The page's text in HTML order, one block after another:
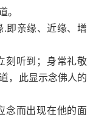
亲缘、近缘、增
听到；身常礼敬
，此显示念佛人的
而出现在他的面